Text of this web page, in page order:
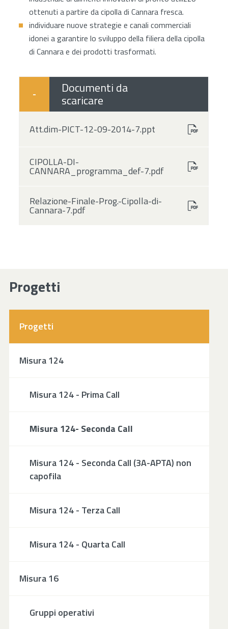
ottenuti a partire da cipolla di Cannara fresca.
individuare nuove strategie e canali commerciali
idonei a garantire lo sviluppo della filiera della cipolla
di Cannara e dei prodotti trasformati.
- Documenti da
scaricare
Att.dim-PICT-12-09-2014-7.ppt
CIPOLLA-DI-
CANNARA_programma_def-7.pdf
Relazione-Finale-Prog.-Cipolla-di-
Cannara-7.pdf
Progetti
Progetti
Misura 124
Misura 124 - Prima Call
Misura 124- Seconda Call
Misura 124 - Seconda Call (3A-APTA) non
capofila
Misura 124 - Terza Call
Misura 124 - Quarta Call
Misura 16
Gruppi operativi